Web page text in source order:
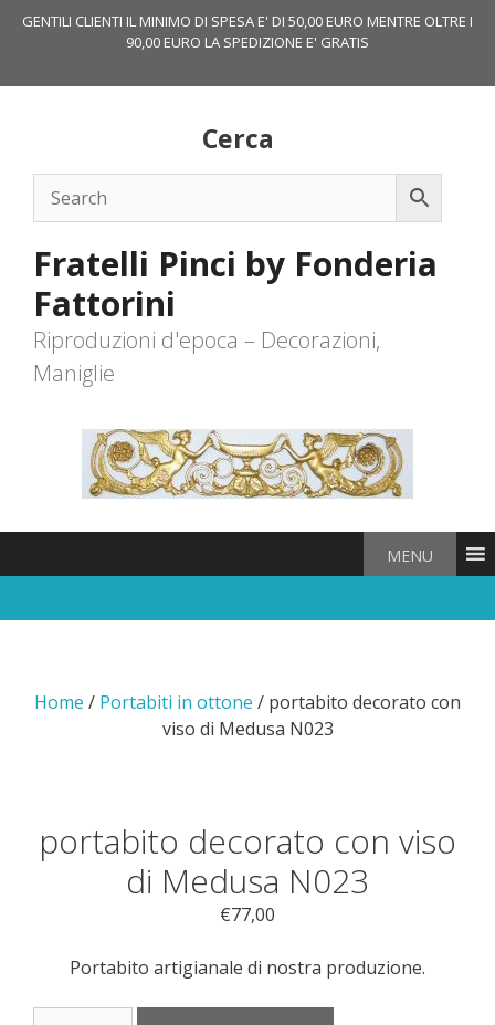
GENTILI CLIENTI IL MINIMO DI SPESA E' DI 50,00 EURO MENTRE OLTRE I
90,00 EURO LA SPEDIZIONE E' GRATIS
Cerca
Fratelli Pinci by Fonderia
Fattorini
Riproduzioni d'epoca – Decorazioni,
Maniglie
MENU
Home / Portabiti in ottone / portabito decorato con
viso di Medusa N023
portabito decorato con viso
di Medusa N023
€77,00
Portabito artigianale di nostra produzione.